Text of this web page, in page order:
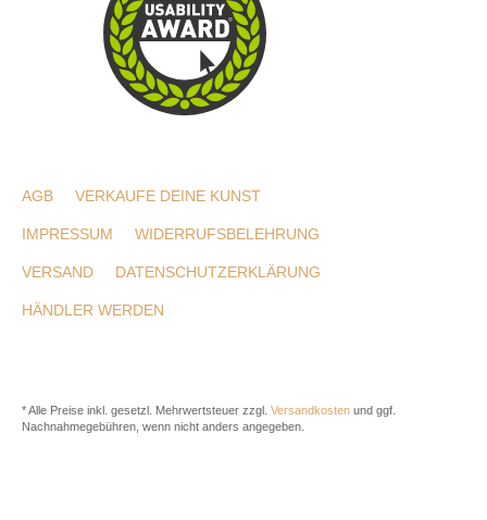
AGB VERKAUFE DEINE KUNST
IMPRESSUM WIDERRUFSBELEHRUNG
VERSAND DATENSCHUTZERKLÄRUNG
HÄNDLER WERDEN
* Alle Preise inkl. gesetzl. Mehrwertsteuer zzgl. Versandkosten und ggf.
Nachnahmegebühren, wenn nicht anders angegeben.